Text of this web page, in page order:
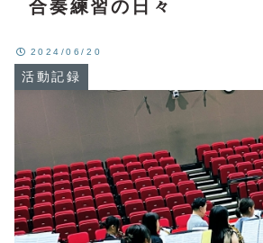
合奏練習の日々
活動記録
2024/06/20